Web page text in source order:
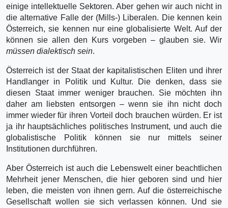
einige intellektuelle Sektoren. Aber gehen wir auch nicht in
die alternative Falle der (Mills-) Liberalen. Die kennen kein
Österreich, sie kennen nur eine globalisierte Welt. Auf der
können sie allen den Kurs vorgeben – glauben sie. Wir
müssen dialektisch sein.
Österreich ist der Staat der kapitalistischen Eliten und ihrer
Handlanger in Politik und Kultur. Die denken, dass sie
diesen Staat immer weniger brauchen. Sie möchten ihn
daher am liebsten entsorgen – wenn sie ihn nicht doch
immer wieder für ihren Vorteil doch brauchen würden. Er ist
ja ihr hauptsächliches politisches Instrument, und auch die
globalistische Politik können sie nur mittels seiner
Institutionen durchführen.
Aber Österreich ist auch die Lebenswelt einer beachtlichen
Mehrheit jener Menschen, die hier geboren sind und hier
leben, die meisten von ihnen gern. Auf die österreichische
Gesellschaft wollen sie sich verlassen können. Und sie